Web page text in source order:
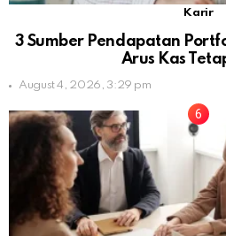
Karir
3 Sumber Pendapatan
Arus Kas
August 4, 2026, 3:29 pm